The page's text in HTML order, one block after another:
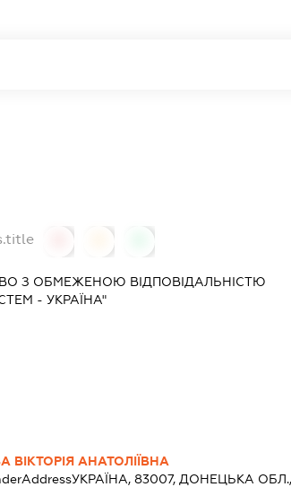
З ОБМЕЖЕНОЮ ВІДПОВІДАЛЬНІСТЮ
- УКРАЇНА"
ВІКТОРІЯ АНАТОЛІЇВНА
УКРАЇНА, 83007, ДОНЕЦЬКА ОБЛ.,